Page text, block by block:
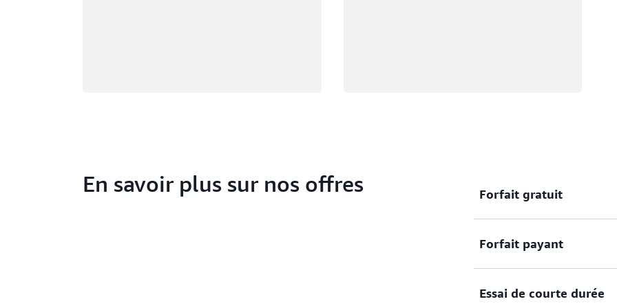
En savoir plus sur nos offres Forfait gratuit
Commencez votre parcours
de 6 mois.
Forfait payant
Accédez à notre
Essai de courte durée